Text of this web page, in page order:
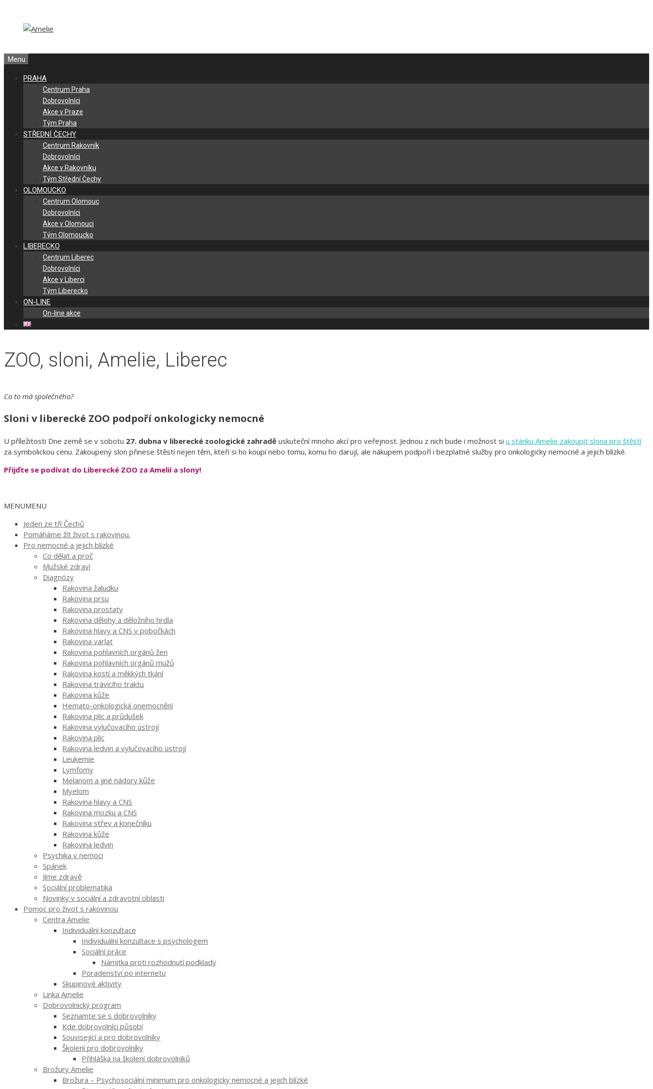
obsah
obsah
Menu
PRAHA
Centrum Praha
Dobrovolníci
Akce v Praze
Tým Praha
STŘEDNÍ ČECHY
Centrum Rakovník
Dobrovolníci
Akce v Rakovníku
Tým Střední Čechy
OLOMOUCKO
Centrum Olomouc
Dobrovolníci
Akce v Olomouci
Tým Olomoucko
LIBERECKO
Centrum Liberec
Dobrovolníci
Akce v Liberci
Tým Liberecko
ON-LINE
On-line akce
ZOO, sloni, Amelie, Liberec
Co to má společného?
Sloni v liberecké ZOO podpoří onkologicky nemocné
U příležitosti Dne země se v sobotu 27. dubna v liberecké zoologické zahradě uskuteční mnoho akcí pro veřejnost. Jednou z nich bude i možnost si u stánku Amelie zakoupit slona pro štěstí
za symbolickou cenu. Zakoupený slon přinese štěstí nejen těm, kteří si ho koupí nebo tomu, komu ho darují, ale nákupem podpoří i bezplatné služby pro onkologicky nemocné a jejich blízké.
Přijďte se podívat do Liberecké ZOO za Amelií a slony!
MENUMENU
Jeden ze tří Čechů
Pomáháme žít život s rakovinou.
Pro nemocné a jejich blízké
Co dělat a proč
Mužské zdraví
Diagnózy
Rakovina žaludku
Rakovina prsu
Rakovina prostaty
Rakovina dělohy a děložního hrdla
Rakovina hlavy a CNS v pobočkách
Rakovina varlat
Rakovina pohlavních orgánů žen
Rakovina pohlavních orgánů mužů
Rakovina kostí a měkkých tkání
Rakovina trávicího traktu
Rakovina kůže
Hemato-onkologická onemocnění
Rakovina plic a průdušek
Rakovina vylučovacího ústrojí
Rakovina plic
Rakovina ledvin a vylučovacího ústrojí
Leukemie
Lymfomy
Melanom a jiné nádory kůže
Myelom
Rakovina hlavy a CNS
Rakovina mozku a CNS
Rakovina střev a konečníku
Rakovina kůže
Rakovina ledvin
Psychika v nemoci
Spánek
Jíme zdravě
Sociální problematika
Novinky v sociální a zdravotní oblasti
Pomoc pro život s rakovinou
Centra Amelie
Individuální konzultace
Individuální konzultace s psychologem
Sociální práce
Námitka proti rozhodnutí podklady
Poradenství po internetu
Skupinové aktivity
Linka Amelie
Dobrovolnický program
Seznamte se s dobrovolníky
Kde dobrovolníci působí
Související a pro dobrovolníky
Školení pro dobrovolníky
Přihláška na školení dobrovolníků
Brožury Amelie
Brožura – Psychosociální minimum pro onkologicky nemocné a jejich blízké